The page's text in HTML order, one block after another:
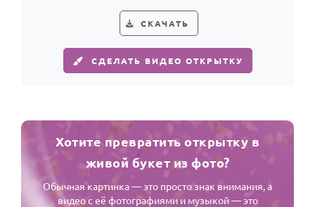
СКАЧАТЬ
СДЕЛАТЬ ВИДЕО ОТКРЫТКУ
Хотите превратить открытку в
живой букет из фото?
Обычная картинка — это просто знак внимания, а
видео с её фотографиями и музыкой — это